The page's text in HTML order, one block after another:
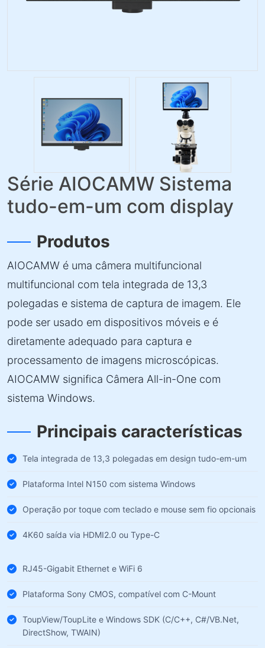
Série AIOCAMW Sistema
tudo-em-um com display
Produtos
AIOCAMW é uma câmera multifuncional
multifuncional com tela integrada de 13,3
polegadas e sistema de captura de imagem. Ele
pode ser usado em dispositivos móveis e é
diretamente adequado para captura e
processamento de imagens microscópicas.
AIOCAMW significa Câmera All-in-One com
sistema Windows.
Principais características
Tela integrada de 13,3 polegadas em design tudo-em-um
Plataforma Intel N150 com sistema Windows
Operação por toque com teclado e mouse sem fio opcionais
4K60 saída via HDMI2.0 ou Type-C
RJ45-Gigabit Ethernet e WiFi 6
Plataforma Sony CMOS, compatível com C-Mount
ToupView/ToupLite e Windows SDK (C/C++, C#/VB.Net,
DirectShow, TWAIN)